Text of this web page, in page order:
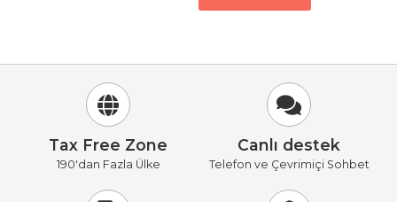
Tax Free Zone
190'dan Fazla Ülke
Canlı destek
Telefon ve Çevrimiçi Sohbet